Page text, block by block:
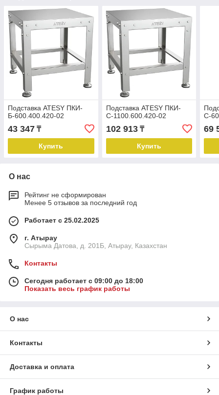
Подставка ATESY ПКИ-
Б-600.400.420-02
43 347 ₸
Купить
Подставка ATESY ПКИ-
С-1100.600.420-02
102 913₸
Купить
С-
69
О нас
Рейтинг не сформирован
Менее 5 отзывов за последний год
Работает с 25.02.2025
г. Атырау
Сырыма Датова, д. 201Б, Атырау, Казахстан
Контакты
Сегодня работает с 09:00 до 18:00
Показать весь график работы
О нас
Контакты
Доставка и оплата
График работы